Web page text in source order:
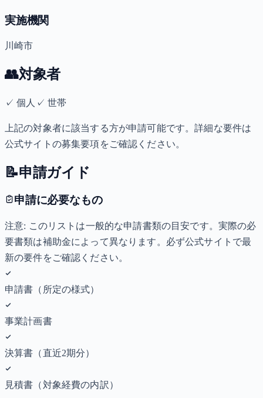
実施機関
川崎市
👥対象者
✓個人 ✓ 世帯
上記の対象者に該当する方が申請可能です。詳細な要件は
公式サイトの募集要項をご確認ください。
📝申請ガイド
申請に必要なもの
注意: このリストは一般的な申請書類の目安です。実際の必
要書類は補助金によって異なります。必ず公式サイトで最
新の要件をご確認ください。
申請書（所定の様式）
事業計画書
決算書（直近2期分）
見積書（対象経費の内訳）